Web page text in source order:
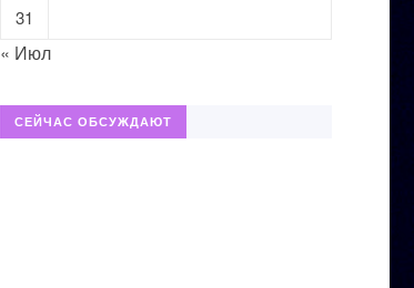
31
« Июл
СЕЙЧАС ОБСУЖДАЮТ